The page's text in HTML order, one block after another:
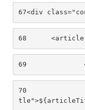
67<div
68
69
70